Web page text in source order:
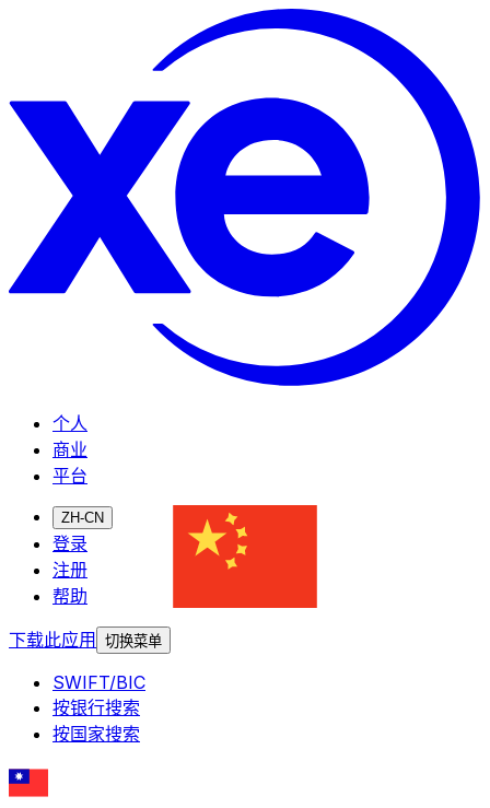
个人
商业
平台
ZH-CN
登录
注册
帮助
下载此应用
切换菜单
SWIFT/BIC
按银行搜索
按国家搜索